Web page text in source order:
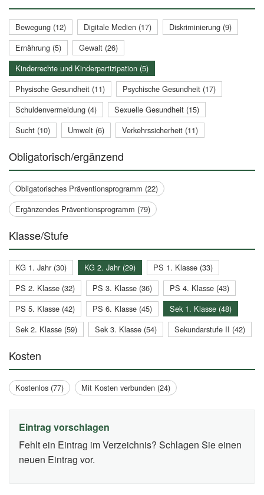
Bewegung (12) Digitale Medien (17)
Diskriminierung (9)
Ernährung (5)
Gewalt (26)
Kinderrechte und Kinderpartizipation (5)
Physische Gesundheit (11)
Psychische Gesundheit (17)
Schuldenvermeidung (4)
Sexuelle Gesundheit (15)
Sucht (10)
Umwelt (6) Verkehrssicherheit (11)
Obligatorisch/ergänzend
Obligatorisches Präventionsprogramm (22)
Ergänzendes Präventionsprogramm (79)
Klasse/Stufe
KG 1. Jahr (30) KG 2. Jahr (29)
PS 1. Klasse (33)
PS 2. Klasse (32)
PS 3. Klasse (36)
PS 4. Klasse (43)
PS 5. Klasse (42)
PS 6. Klasse (45)
Sek 1. Klasse (48)
Sek 2. Klasse (59)
Sek 3. Klasse (54) Sekundarstufe II (42)
Kosten
Kostenlos (77) Mit Kosten verbunden (24)
Eintrag vorschlagen
Fehlt ein Eintrag im Verzeichnis? Schlagen Sie einen
neuen Eintrag vor.